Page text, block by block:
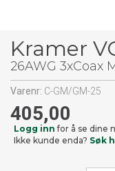
Kramer
26AWG 3xCoax
Varenr: C-GM/GM-25
405,00
Logg inn for å se dine
Ikke kunde enda? Søk